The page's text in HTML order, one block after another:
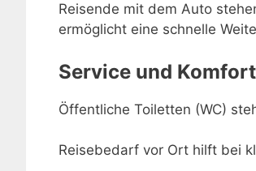
Reisende mit dem Auto
ermöglicht eine schnelle
Service und Komfort
Öffentliche Toiletten (WC)
Reisebedarf vor Ort hilft bei